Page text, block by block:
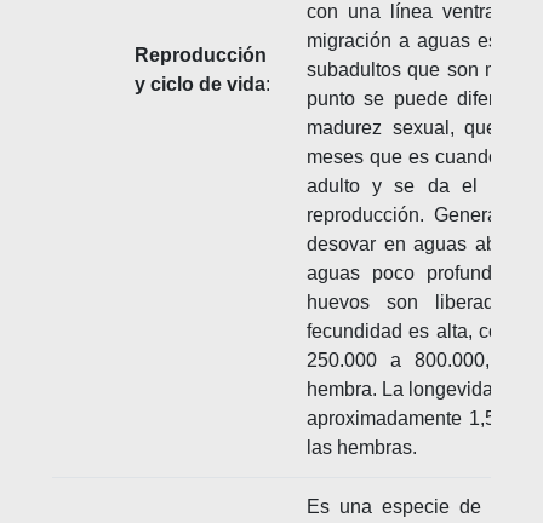
Reproducción
y ciclo de vida:
con una línea ventral
migración a aguas
subadultos que son muy
punto se puede
madurez sexual, que se
meses que es cuando el
adulto y se da el
reproducción.
desovar en aguas
aguas poco profundas;
huevos son liberados
fecundidad es alta, con
250.000 a 800.000,
hembra. La longevidad de
aproximadamente 1,5
las hembras.
Es una especie de